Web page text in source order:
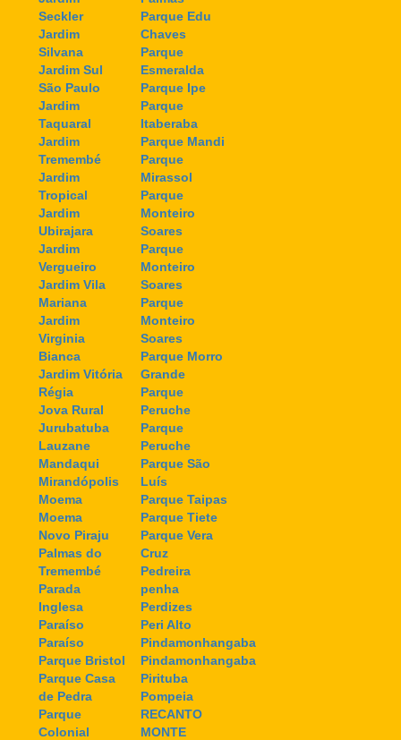
Seckler
Jardim
Silvana
Jardim Sul
São Paulo
Jardim
Taquaral
Jardim
Tremembé
Jardim
Tropical
Jardim
Ubirajara
Jardim
Vergueiro
Jardim Vila
Mariana
Jardim
Virginia
Bianca
Jardim Vitória
Régia
Jova Rural
Jurubatuba
Lauzane
Mandaqui
Mirandópolis
Moema
Moema
Novo Piraju
Palmas do
Tremembé
Parada
Inglesa
Paraíso
Paraíso
Parque Bristol
Parque Casa
de Pedra
Parque
Colonial
Parque Edu
Chaves
Parque
Esmeralda
Parque Ipe
Parque
Itaberaba
Parque Mandi
Parque
Mirassol
Parque
Monteiro
Soares
Parque
Monteiro
Soares
Parque
Monteiro
Soares
Parque Morro
Grande
Parque
Peruche
Parque
Peruche
Parque São
Luís
Parque Taipas
Parque Tiete
Parque Vera
Cruz
Pedreira
penha
Perdizes
Peri Alto
Pindamonhangaba
Pindamonhangaba
Pirituba
Pompeia
RECANTO
MONTE